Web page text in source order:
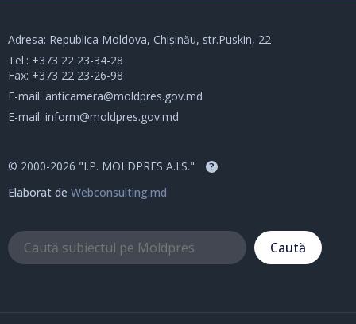
Adresa: Republica Moldova, Chișinău, str.Puskin, 22
Tel.: +373 22 23-34-28
Fax: +373 22 23-26-98
E-mail: anticamera@moldpres.gov.md
E-mail: inform@moldpres.gov.md
© 2000-2026 "I.P. MOLDPRES A.I.S." ?
Elaborat de Webconsulting.md
Caută